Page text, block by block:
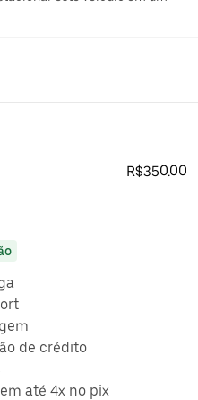
R$350.00
de crédito
até 4x no pix